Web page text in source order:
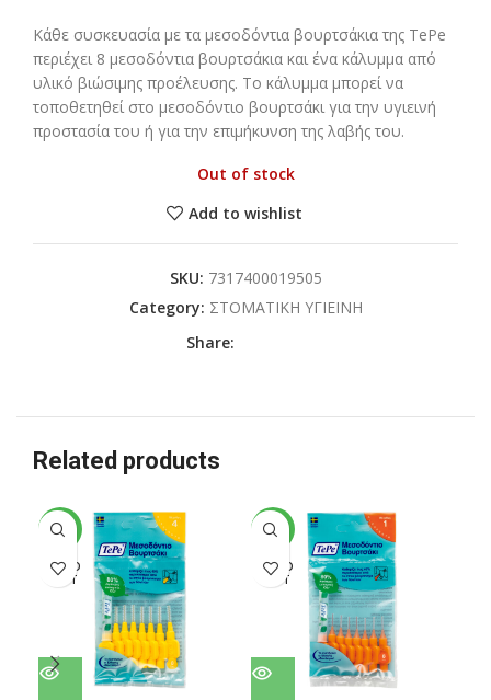
Κάθε συσκευασία με τα μεσοδόντια βουρτσάκια της TePe
περιέχει 8 μεσοδόντια βουρτσάκια και ένα κάλυμμα από
υλικό βιώσιμης προέλευσης. Το κάλυμμα μπορεί να
τοποθετηθεί στο μεσοδόντιο βουρτσάκι για την υγιεινή
προστασία του ή για την επιμήκυνση της λαβής του.
Out of stock
Add to wishlist
SKU: 7317400019505
Category: ΣΤΟΜΑΤΙΚΗ ΥΓΙΕΙΝΗ
Share:
Related products
-19%
SOLD
OUT
-19%
SOLD
OUT